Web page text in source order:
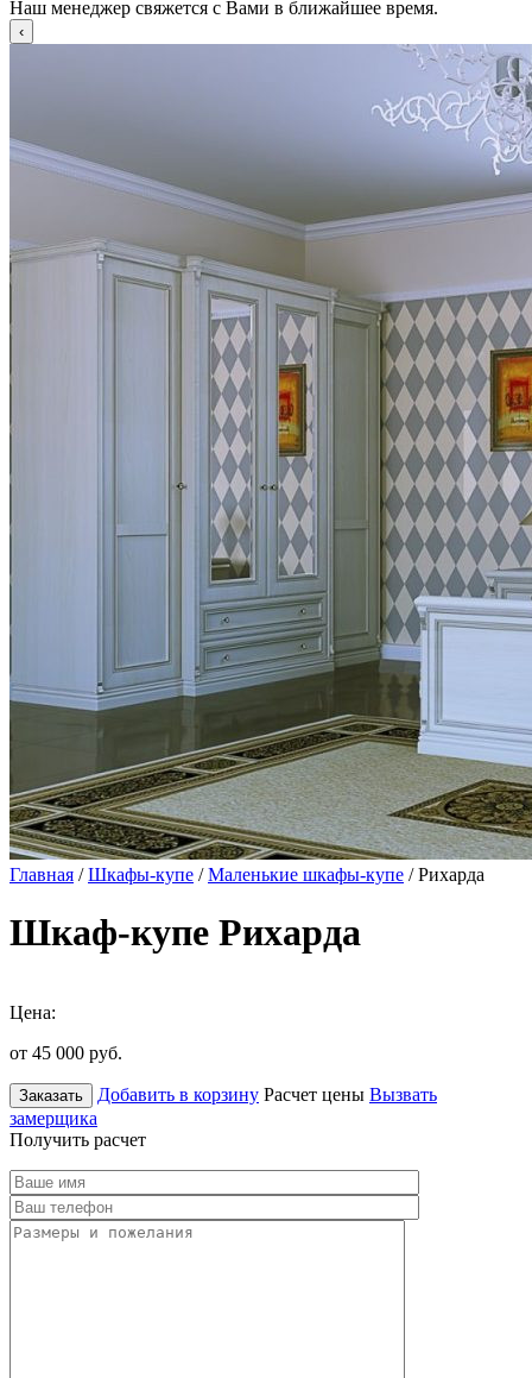
Наш менеджер свяжется с Вами в ближайшее время.
Главная /Шкафы-купе /Маленькие шкафы-купе / Рихарда
Шкаф-купе Рихарда
Цена:
от 45 000 руб.
Заказать Добавить в корзину Расчет цены Вызвать
замерщика
Получить расчет